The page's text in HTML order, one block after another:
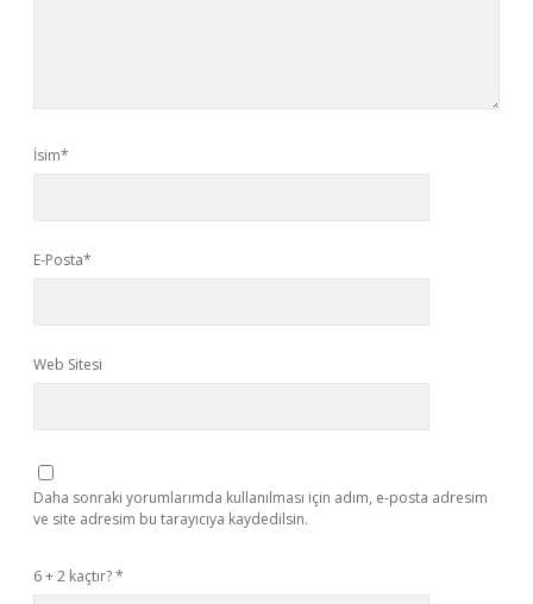
İsim*
E-Posta*
Web Sitesi
Daha sonraki yorumlarımda kullanılması için adım, e-posta adresim
ve site adresim bu tarayıcıya kaydedilsin.
6 + 2 kaçtır?*